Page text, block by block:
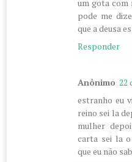
um gota com
pode me
que a deusa
Responder
Anônimo 22
estranho eu
reino sei la
mulher
carta sei la
que eu não